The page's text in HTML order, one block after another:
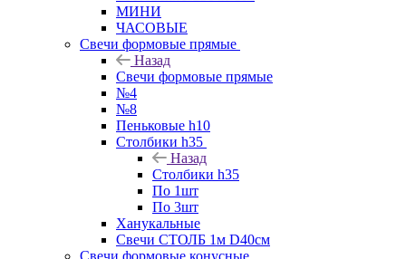
МИНИ
ЧАСОВЫЕ
Свечи формовые прямые
Назад
Свечи формовые прямые
№4
№8
Пеньковые h10
Столбики h35
Назад
Столбики h35
По 1шт
По 3шт
Ханукальные
Свечи СТОЛБ 1м D40см
Свечи формовые конусные